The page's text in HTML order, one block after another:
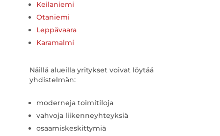
Keilaniemi
Otaniemi
Leppävaara
Karamalmi
Näillä alueilla yritykset voivat löytää
yhdistelmän:
moderneja toimitiloja
vahvoja liikenneyhteyksiä
osaamiskeskittymiä